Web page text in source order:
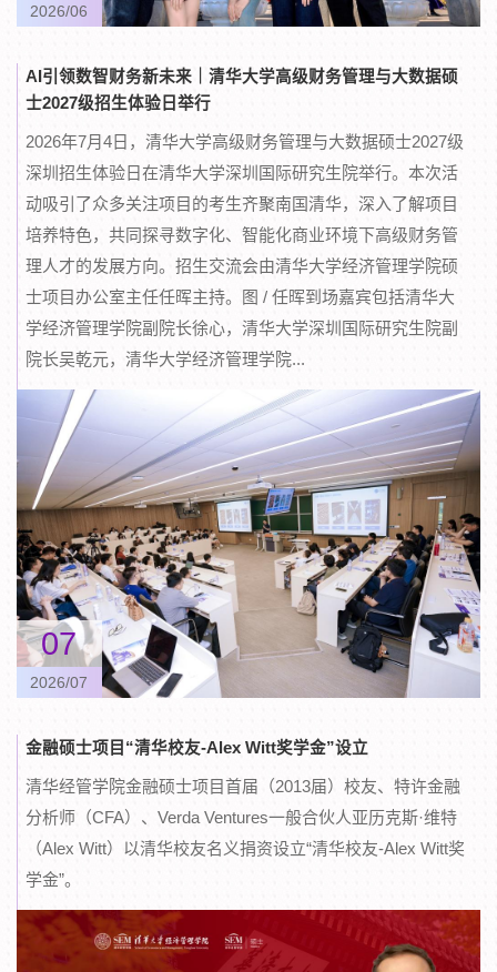
2026/06
07
2026/07
AI引领数智财务新未来｜清华大学高级财务管理与大数据硕
士2027级招生体验日举行
2026年7月4日，清华大学高级财务管理与大数据硕士2027级
深圳招生体验日在清华大学深圳国际研究生院举行。本次活
动吸引了众多关注项目的考生齐聚南国清华，深入了解项目
培养特色，共同探寻数字化、智能化商业环境下高级财务管
理人才的发展方向。招生交流会由清华大学经济管理学院硕
士项目办公室主任任晖主持。图 / 任晖到场嘉宾包括清华大
学经济管理学院副院长徐心，清华大学深圳国际研究生院副
院长吴乾元，清华大学经济管理学院...
金融硕士项目“清华校友-Alex Witt奖学金”设立
清华经管学院金融硕士项目首届（2013届）校友、特许金融
分析师（CFA）、Verda Ventures一般合伙人亚历克斯·维特
（Alex Witt）以清华校友名义捐资设立“清华校友-Alex Witt奖
学金”。